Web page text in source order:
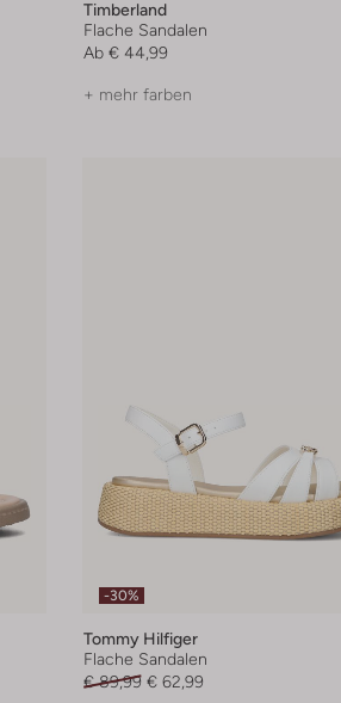
Timberland
Flache Sandalen
Ab € 44,99
+ mehr farben
-30%
Tommy Hilfiger
Flache Sandalen
€ 89,99 € 62,99